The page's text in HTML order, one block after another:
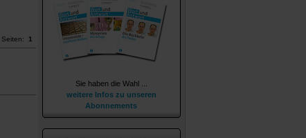
Seiten: 1
Sie haben die Wahl ...
weitere Infos zu unseren
Abonnements